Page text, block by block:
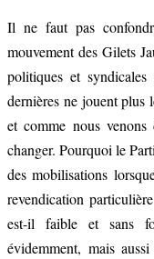
Il ne faut pas
mouvement des Gilets
politiques et
dernières ne jouent plus
et comme nous
changer. Pourquoi le
des mobilisations
revendication
est-il faible et sans
évidemment, mais